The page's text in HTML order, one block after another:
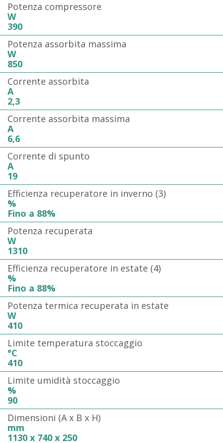
Potenza compressore
W
390
Potenza assorbita massima
W
850
Corrente assorbita
A
2,3
Corrente assorbita massima
A
6,6
Corrente di spunto
A
19
Efficienza recuperatore in inverno (3)
%
Fino a 88%
Potenza recuperata
W
1310
Efficienza recuperatore in estate (4)
%
Fino a 88%
Potenza termica recuperata in estate
W
410
Limite temperatura stoccaggio
°C
410
Limite umidità stoccaggio
%
90
Dimensioni (A x B x H)
mm
1130 x 740 x 250